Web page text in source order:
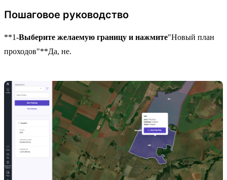
Пошаговое руководство
**1-Выберите желаемую границу и нажмите"Новый план
проходов"**Да, не.